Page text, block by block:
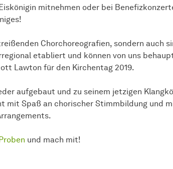
mitnehmen oder bei
Chorchoreografien, sondern auch
etabliert und können von uns
Lawton für den Kirchentag 2019.
aufgebaut und zu seinem jetzigen
mit Spaß an chorischer Stimmbildung und
Proben und mach mit!